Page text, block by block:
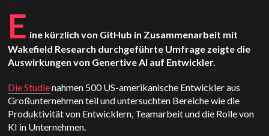
E ine kürzlich von GitHub in Zusammenarbeit mit
Wakefield Research durchgeführte Umfrage zeigte die
Auswirkungen von Genertive AI auf Entwickler.
Die Studienahmen 500 US-amerikanische Entwickler aus
Großunternehmen teil und untersuchten Bereiche wie die
Produktivität von Entwicklern, Teamarbeit und die Rolle von
KI in Unternehmen.